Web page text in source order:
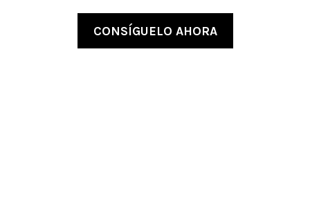
CONSÍGUELO AHORA